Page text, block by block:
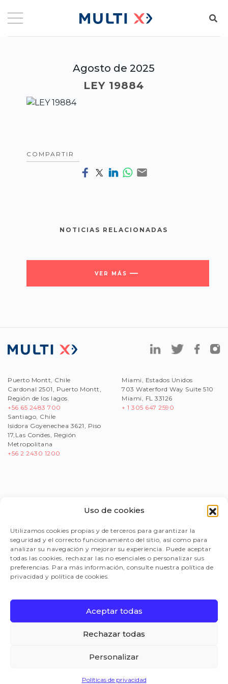
Uso de cookies
Utilizamos cookies propias y de terceros para garantizar la
seguridad y el correcto funcionamiento del sitio, así como para
analizar su navegación y mejorar su experiencia. Puede aceptar
todas las cookies, rechazar las no esenciales o personalizar sus
preferencias. Para más información, consulte nuestra política de
privacidad y política de cookies.
Aceptar todas
Rechazar todas
Personalizar
Políticas de privacidad
Agosto de 2025
LEY 19884
COMPARTIR
NOTICIAS RELACIONADAS
VER MÁS
Puerto Montt, Chile
Cardonal 2501, Puerto Montt,
Región de los lagos.
+56 65 2483 700
Santiago, Chile
Isidora Goyenechea 3621, Piso
17,Las Condes, Región
Metropolitana
+56 2 2430 1200
Miami, Estados Unidos
703 Waterford Way Suite 510
Miami, FL 33126
+ 1 305 647 2590
PORTAL PROVEEDORES
LEGISLACIÓN
CANAL DE DENUNCIAS